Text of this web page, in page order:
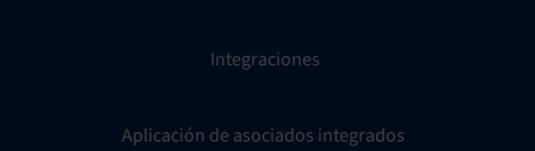
Integraciones
Aplicación de asociados integrados